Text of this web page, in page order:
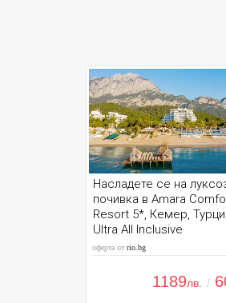
Насладете се на
почивка в Amara
Resort 5*, Кемер,
Ultra All Inclusive
оферта отrio.bg
1189лв. /